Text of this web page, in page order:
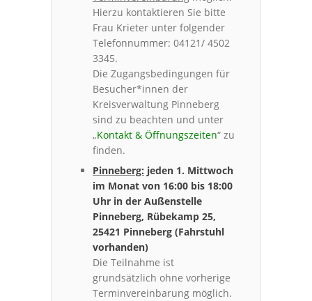
Hierzu kontaktieren Sie bitte
Frau Krieter unter folgender
Telefonnummer: 04121/ 4502
3345.
Die Zugangsbedingungen für
Besucher*innen der
Kreisverwaltung Pinneberg
sind zu beachten und unter
„Kontakt & Öffnungszeiten“ zu
finden.
Pinneberg: jeden 1. Mittwoch
im Monat von 16:00 bis 18:00
Uhr in der Außenstelle
Pinneberg, Rübekamp 25,
25421 Pinneberg (Fahrstuhl
vorhanden)
Die Teilnahme ist
grundsätzlich ohne vorherige
Terminvereinbarung möglich.